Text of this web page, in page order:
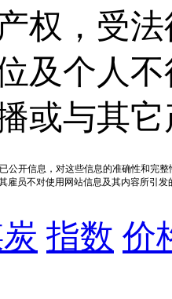
权，受
及个人
或与其
公开信息，对这些信息的准确性和完
雇员不对使用网站信息及其内容所引
指数 价